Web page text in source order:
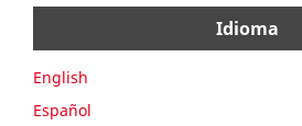
Idioma
English
Español